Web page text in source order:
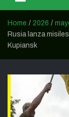
Home 2026
Rusia lanza
Kupiansk